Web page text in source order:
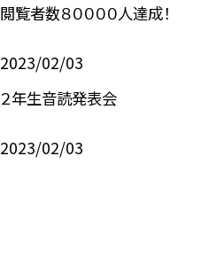
閲覧者数８００００人達成！
2023/02/03
２年生音読発表会
2023/02/03